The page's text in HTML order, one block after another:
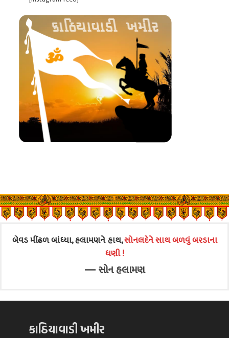
બેવડ મીંઢળ બાંધ્યા, હલામણને હાથ,સોનલદેને સાથ બળવું બરડાના
ધણી !
—સોન હલામણ
કાઠિયાવાડી ખમીર